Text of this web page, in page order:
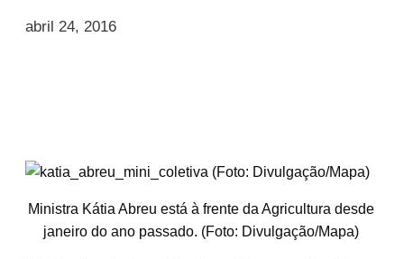
abril 24, 2016
Ministra Kátia Abreu está à frente da Agricultura desde
janeiro do ano passado. (Foto: Divulgação/Mapa)